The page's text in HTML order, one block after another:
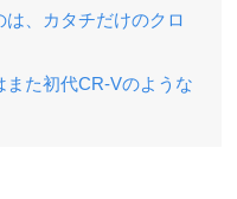
、カタチだけのクロ
また初代CR-Vのような